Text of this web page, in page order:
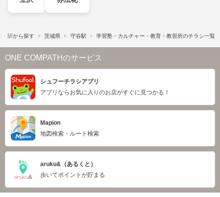
・駅から探す 茨城県 守谷駅 学習塾・カルチャー・教育・教習所のチラシ一覧
ONE COMPATHのサービス
シュフーチラシアプリ
アプリならお気に入りのお店がすぐに見つかる！
Mapion
地図検索・ルート検索
aruku&（あるくと）
歩いてポイントが貯まる